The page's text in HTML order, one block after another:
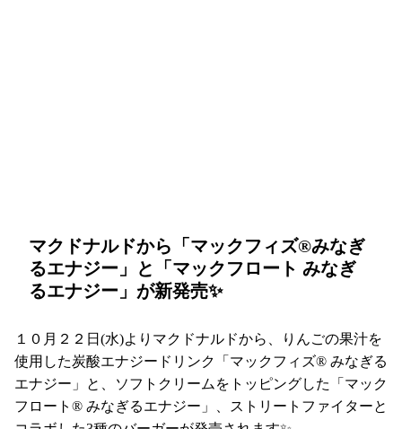
マクドナルドから「マックフィズ®みなぎ
るエナジー」と「マックフロート みなぎ
るエナジー」が新発売✨
１０月２２日(水)よりマクドナルドから、りんごの果汁を
使用した炭酸エナジードリンク「マックフィズ® みなぎる
エナジー」と、ソフトクリームをトッピングした「マック
フロート® みなぎるエナジー」、ストリートファイターと